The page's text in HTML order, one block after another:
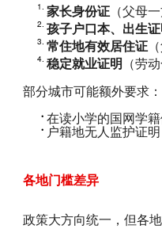
家长身份证（父母一
孩子户口本、出生
常住地有效居住证
稳定就业证明 （劳
部分城市可能额外要求：
在读小学的国网学
户籍地无人监护证
各地门槛差异
政策大方向统一，但各